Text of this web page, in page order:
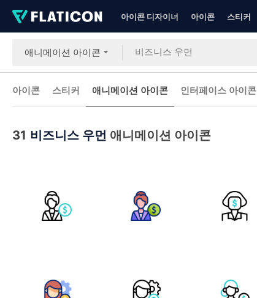
아이콘 디자이너 아이콘 스티커
애니메이션 아이콘
아이콘 스티커 애니메이션 아이콘 인터페이스 아이콘
31 비즈니스 우먼 애니메이션 아이콘